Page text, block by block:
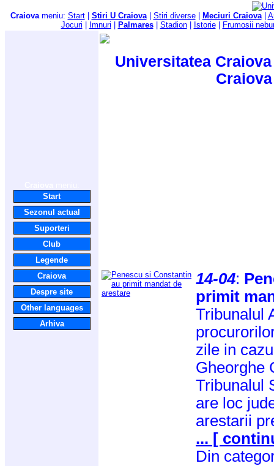
Craiovameniu: Start| Stiri U Craiova| Stiri diverse| Meciuri Craiova|
Jocuri
Imnuri Palmares| Stadion| Istorie| Frumosii
Start
Sezonul actual
Suporteri
Club
Legende
Craiova
Despre site
Other languages
Arhiva
Universitatea
14-04:
primit
Tribunalul
zile in
Gheorghe
Tribunalul
are loc
arestarii
... [
Din